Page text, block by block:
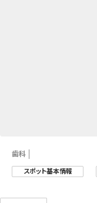
歯科
スポット基本情報